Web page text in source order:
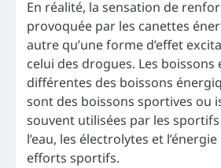
En réalité, la sensation de
provoquée par les canettes
autre qu’une forme d’effet
celui des drogues. Les
différentes des boissons
sont des boissons sportives ou
souvent utilisées par les
l’eau, les électrolytes et
efforts sportifs.